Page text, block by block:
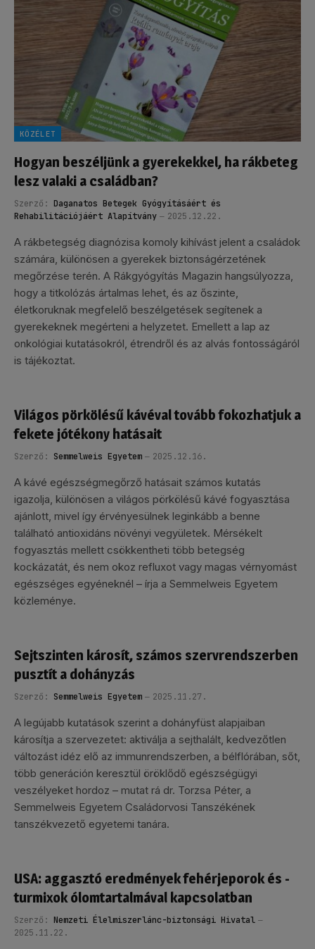
KÖZÉLET
Hogyan beszéljünk a gyerekekkel, ha rákbeteg
lesz valaki a családban?
Szerző: Daganatos Betegek Gyógyításáért és
Rehabilitációjáért Alapítvány
2025.12.22.
A rákbetegség diagnózisa komoly kihívást jelent a családok
számára, különösen a gyerekek biztonságérzetének
megőrzése terén. A Rákgyógyítás Magazin hangsúlyozza,
hogy a titkolózás ártalmas lehet, és az őszinte,
életkoruknak megfelelő beszélgetések segítenek a
gyerekeknek megérteni a helyzetet. Emellett a lap az
onkológiai kutatásokról, étrendről és az alvás fontosságáról
is tájékoztat.
Világos pörkölésű kávéval tovább fokozhatjuk a
fekete jótékony hatásait
Szerző: Semmelweis Egyetem 2025.12.16.
A kávé egészségmegőrző hatásait számos kutatás
igazolja, különösen a világos pörkölésű kávé fogyasztása
ajánlott, mivel így érvényesülnek leginkább a benne
található antioxidáns növényi vegyületek. Mérsékelt
fogyasztás mellett csökkentheti több betegség
kockázatát, és nem okoz refluxot vagy magas vérnyomást
egészséges egyéneknél – írja a Semmelweis Egyetem
közleménye.
Sejtszinten károsít, számos szervrendszerben
pusztít a dohányzás
Szerző: Semmelweis Egyetem 2025.11.27.
A legújabb kutatások szerint a dohányfüst alapjaiban
károsítja a szervezetet: aktiválja a sejthalált, kedvezőtlen
változást idéz elő az immunrendszerben, a bélflórában, sőt,
több generáción keresztül öröklődő egészségügyi
veszélyeket hordoz – mutat rá dr. Torzsa Péter, a
Semmelweis Egyetem Családorvosi Tanszékének
tanszékvezető egyetemi tanára.
USA: aggasztó eredmények fehérjeporok és -
turmixok ólomtartalmával kapcsolatban
Szerző: Nemzeti Élelmiszerlánc-biztonsági Hivatal
2025.11.22.